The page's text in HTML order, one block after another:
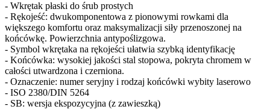
- Wkrętak płaski do śrub prostych
- Rękojeść: dwukomponentowa z pionowymi rowkami dla
większego komfortu oraz maksymalizacji siły przenoszonej na
końcówkę. Powierzchnia antypoślizgowa.
- Symbol wkrętaka na rękojeści ułatwia szybką identyfikację
- Końcówka: wysokiej jakości stal stopowa, pokryta chromem w
całości utwardzona i czerniona.
- Oznaczenie: numer seryjny i rodzaj końcówki wybity laserowo
- ISO 2380/DIN 5264
- SB: wersja ekspozycyjna (z zawieszką)